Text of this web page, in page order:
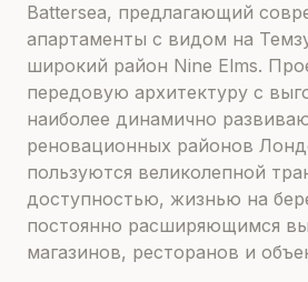
Battersea, предлагающий
апартаменты с видом на
широкий район Nine Elms.
передовую архитектуру с
наиболее динамично
реновационных районов
пользуются великолепной
доступностью, жизнью на
постоянно расширяющимся
магазинов, ресторанов и